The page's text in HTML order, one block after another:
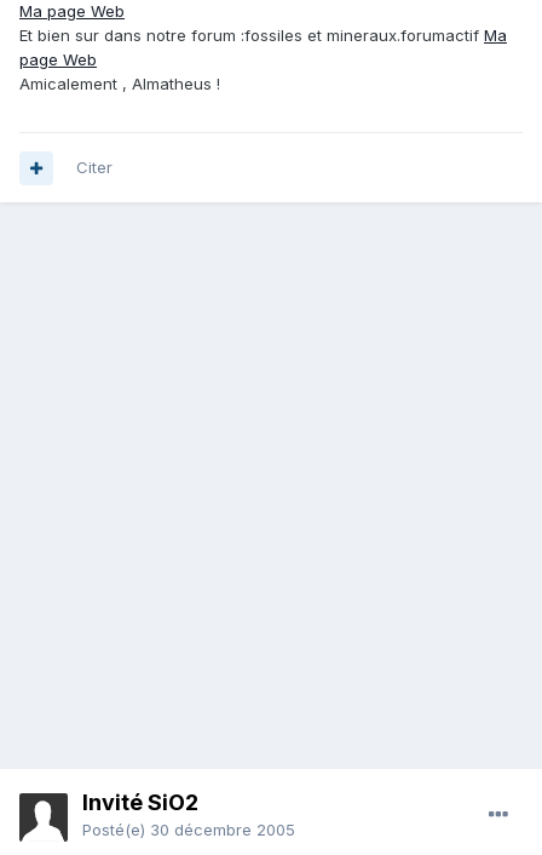
Ma page Web
Et bien sur dans notre forum :fossiles et mineraux.forumactif Ma
page Web
Amicalement , Almatheus !
Citer
Invité SiO2
Posté(e) 30 décembre 2005